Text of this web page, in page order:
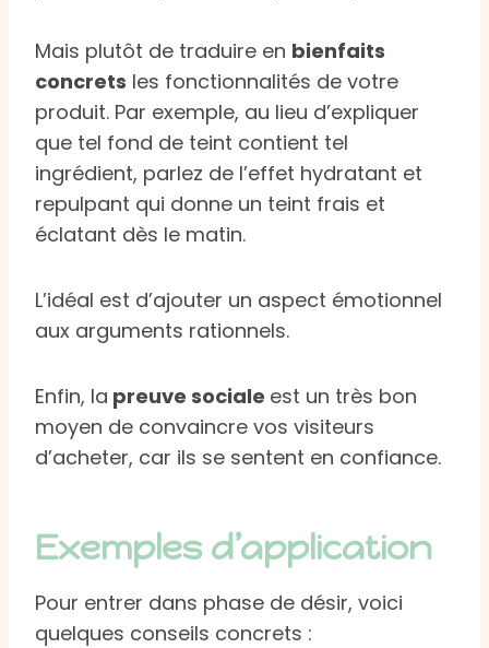
Mais plutôt de traduire en bienfaits
concrets les fonctionnalités de votre
produit. Par exemple, au lieu d’expliquer
que tel fond de teint contient tel
ingrédient, parlez de l’effet hydratant et
repulpant qui donne un teint frais et
éclatant dès le matin.
L’idéal est d’ajouter un aspect émotionnel
aux arguments rationnels.
Enfin, la preuve sociale est un très bon
moyen de convaincre vos visiteurs
d’acheter, car ils se sentent en confiance.
Exemples d’application
Pour entrer dans phase de désir, voici
quelques conseils concrets :